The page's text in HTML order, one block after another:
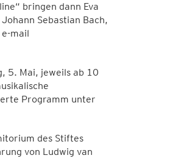
bringen dann Eva
Sebastian Bach,
mail
5. Mai, jeweils ab 10
Programm unter
des Stiftes
von Ludwig van